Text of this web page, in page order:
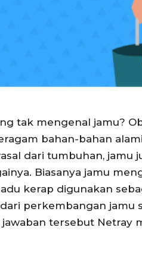
tak mengenal jamu?
bahan-bahan
dari tumbuhan,
Biasanya jamu
kerap digunakan
perkembangan jamu
tersebut Netray